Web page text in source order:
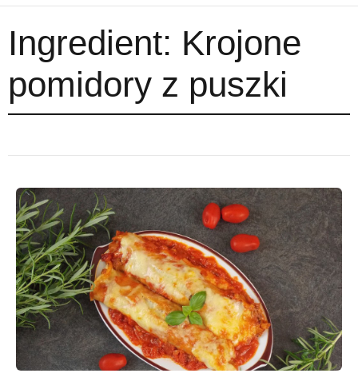
Ingredient: Krojone
pomidory z puszki